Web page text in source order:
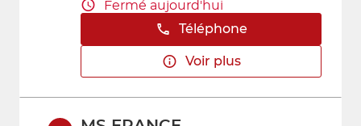
Fermé aujourd'hui
Téléphone
Voir plus